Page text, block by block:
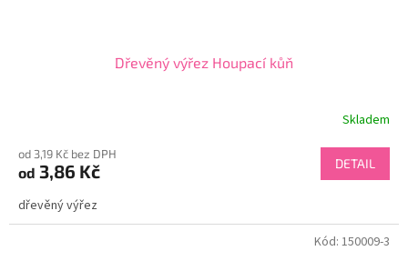
Dřevěný výřez Houpací kůň
Skladem
od 3,19 Kč bez DPH
od 3,86 Kč DETAIL
dřevěný výřez
Kód: 150009-3